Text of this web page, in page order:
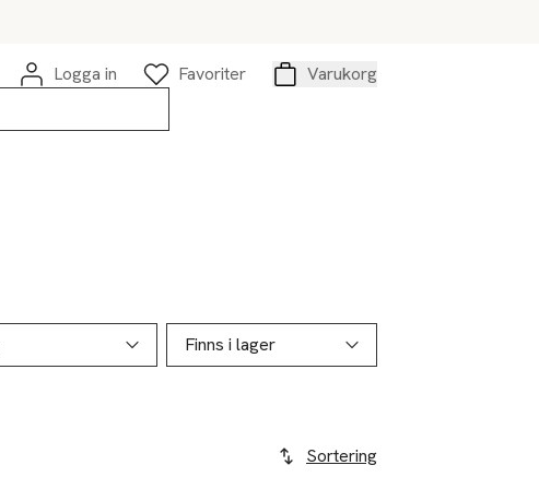
Logga in
Favoriter
Varukorg
Finns i lager
Sortering